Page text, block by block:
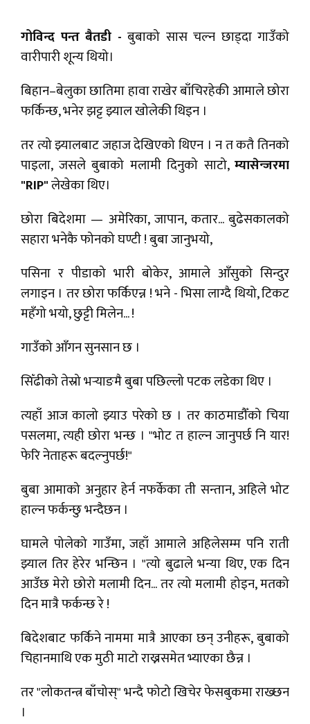
गोविन्द पन्त बैतडी - बुबाको सास चल्न छाड्दा गाउँको
वारीपारी शून्य थियो।
बिहान–बेलुका छातिमा हावा राखेर बाँचिरहेकी आमाले छोरा
फर्किन्छ, भनेर झट्ट झ्याल खोलेकी थिइन ।
तर त्यो झ्यालबाट जहाज देखिएको थिएन । न त कतै तिनको
पाइला, जसले बुबाको मलामी दिनुको साटो, म्यासेन्जरमा
"RIP"लेखेका थिए।
छोरा बिदेशमा — अमेरिका, जापान, कतार... बुढेसकालको
सहारा भनेकै फोनको घण्टी ! बुबा जानुभयो,
पसिना र पीडाको भारी बोकेर, आमाले आँसुको सिन्दुर
लगाइन । तर छोरा फर्किएन्न ! भने - भिसा लाग्दै थियो, टिकट
महँगो भयो, छुट्टी मिलेन... !
गाउँको आँगन सुनसान छ ।
सिँढीको तेस्रो भर्‍याङमै बुबा पछिल्लो पटक लडेका थिए ।
त्यहाँ आज कालो झ्याउ परेको छ । तर काठमाडौँको चिया
पसलमा, त्यही छोरा भन्छ । "भोट त हाल्न जानुपर्छ नि यार!
फेरि नेताहरू बदल्नुपर्छ!"
बुबा आमाको अनुहार हेर्न नफर्केका ती सन्तान, अहिले भोट
हाल्न फर्कन्छु भन्दैछन ।
घामले पोलेको गाउँमा, जहाँ आमाले अहिलेसम्म पनि राती
झ्याल तिर हेरेर भन्छिन । "त्यो बुढाले भन्या थिए, एक दिन
आउँछ मेरो छोरो मलामी दिन... तर त्यो मलामी होइन, मतको
दिन मात्रै फर्कन्छ रे !
बिदेशबाट फर्किने नाममा मात्रै आएका छन् उनीहरू, बुबाको
चिहानमाथि एक मुठी माटो राख्नसमेत भ्याएका छैन्न ।
तर "लोकतन्त्र बाँचोस्" भन्दै फोटो खिचेर फेसबुकमा राख्छन
।